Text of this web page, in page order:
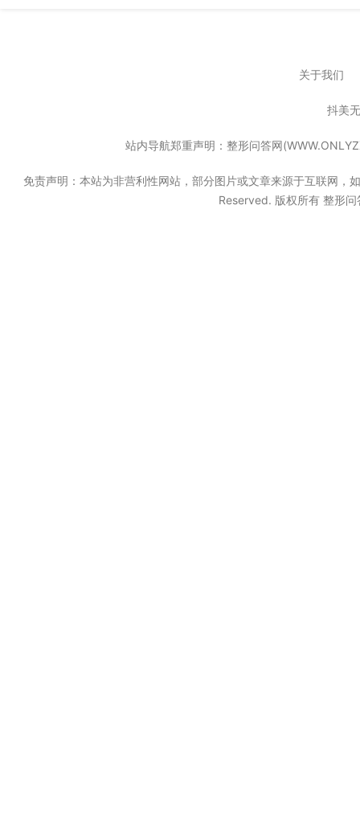
关于我们
抖美
站内导航郑重声明：整形问答网
免责声明：本站为非营利性网站，部分图片或文章来源于互联网，
Reserved. 版权所有 整形问